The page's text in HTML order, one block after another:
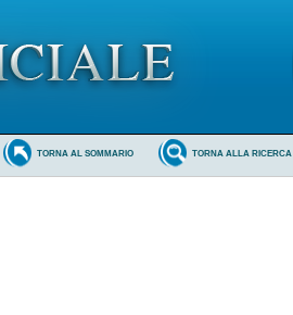
TORNA ALLA RICERCA
TORNA AL SOMMARIO